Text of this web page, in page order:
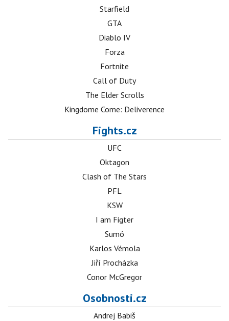
Starfield
GTA
Diablo IV
Forza
Fortnite
Call of Duty
The Elder Scrolls
Kingdome Come: Deliverence
Fights.cz
UFC
Oktagon
Clash of The Stars
PFL
KSW
I am Figter
Sumó
Karlos Vémola
Jiří Procházka
Conor McGregor
Osobnosti.cz
Andrej Babiš